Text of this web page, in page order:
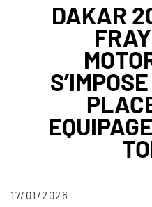
DAKAR
17/01/2026